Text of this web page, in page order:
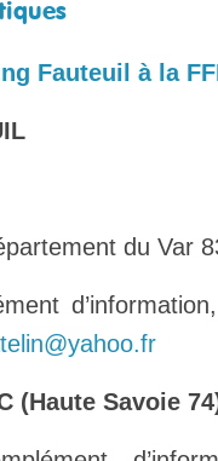
Fauteuil à la
du Var
(Haute Savoie